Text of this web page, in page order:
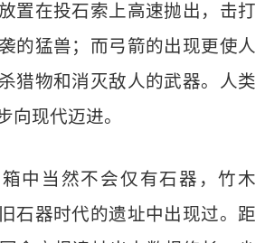
置在投石索上高速抛出，击打
的猛兽；而弓箭的出现更使人
猎物和消灭敌人的武器。人类
向现代迈进。
中当然不会仅有石器，竹木
石器时代的遗址中出现过。距